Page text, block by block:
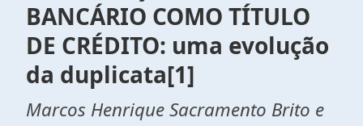
BANCÁRIO COMO TÍTULO
DE CRÉDITO: uma evolução
da duplicata[1]
Marcos Henrique Sacramento Brito e